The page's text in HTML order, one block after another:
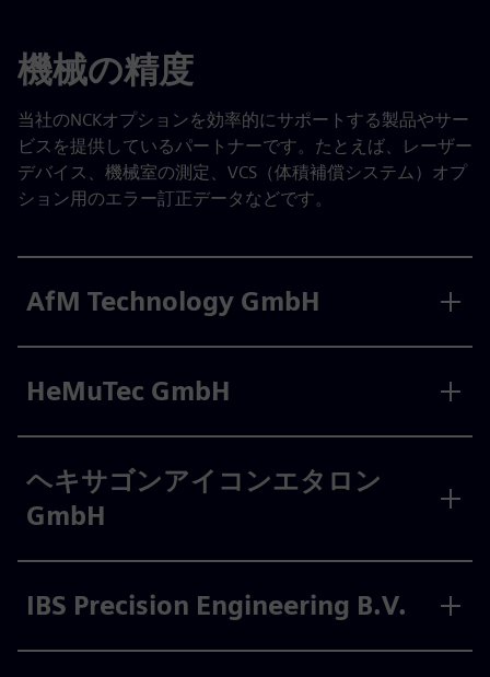
機械の精度
当社のNCKオプションを効率的にサポートする製品やサー
ビスを提供しているパートナーです。たとえば、レーザー
デバイス、機械室の測定、VCS（体積補償システム）オプ
ション用のエラー訂正データなどです。
AfM Technology GmbH
HeMuTec GmbH
ヘキサゴンアイコンエタロン
GmbH
IBS Precision Engineering B.V.